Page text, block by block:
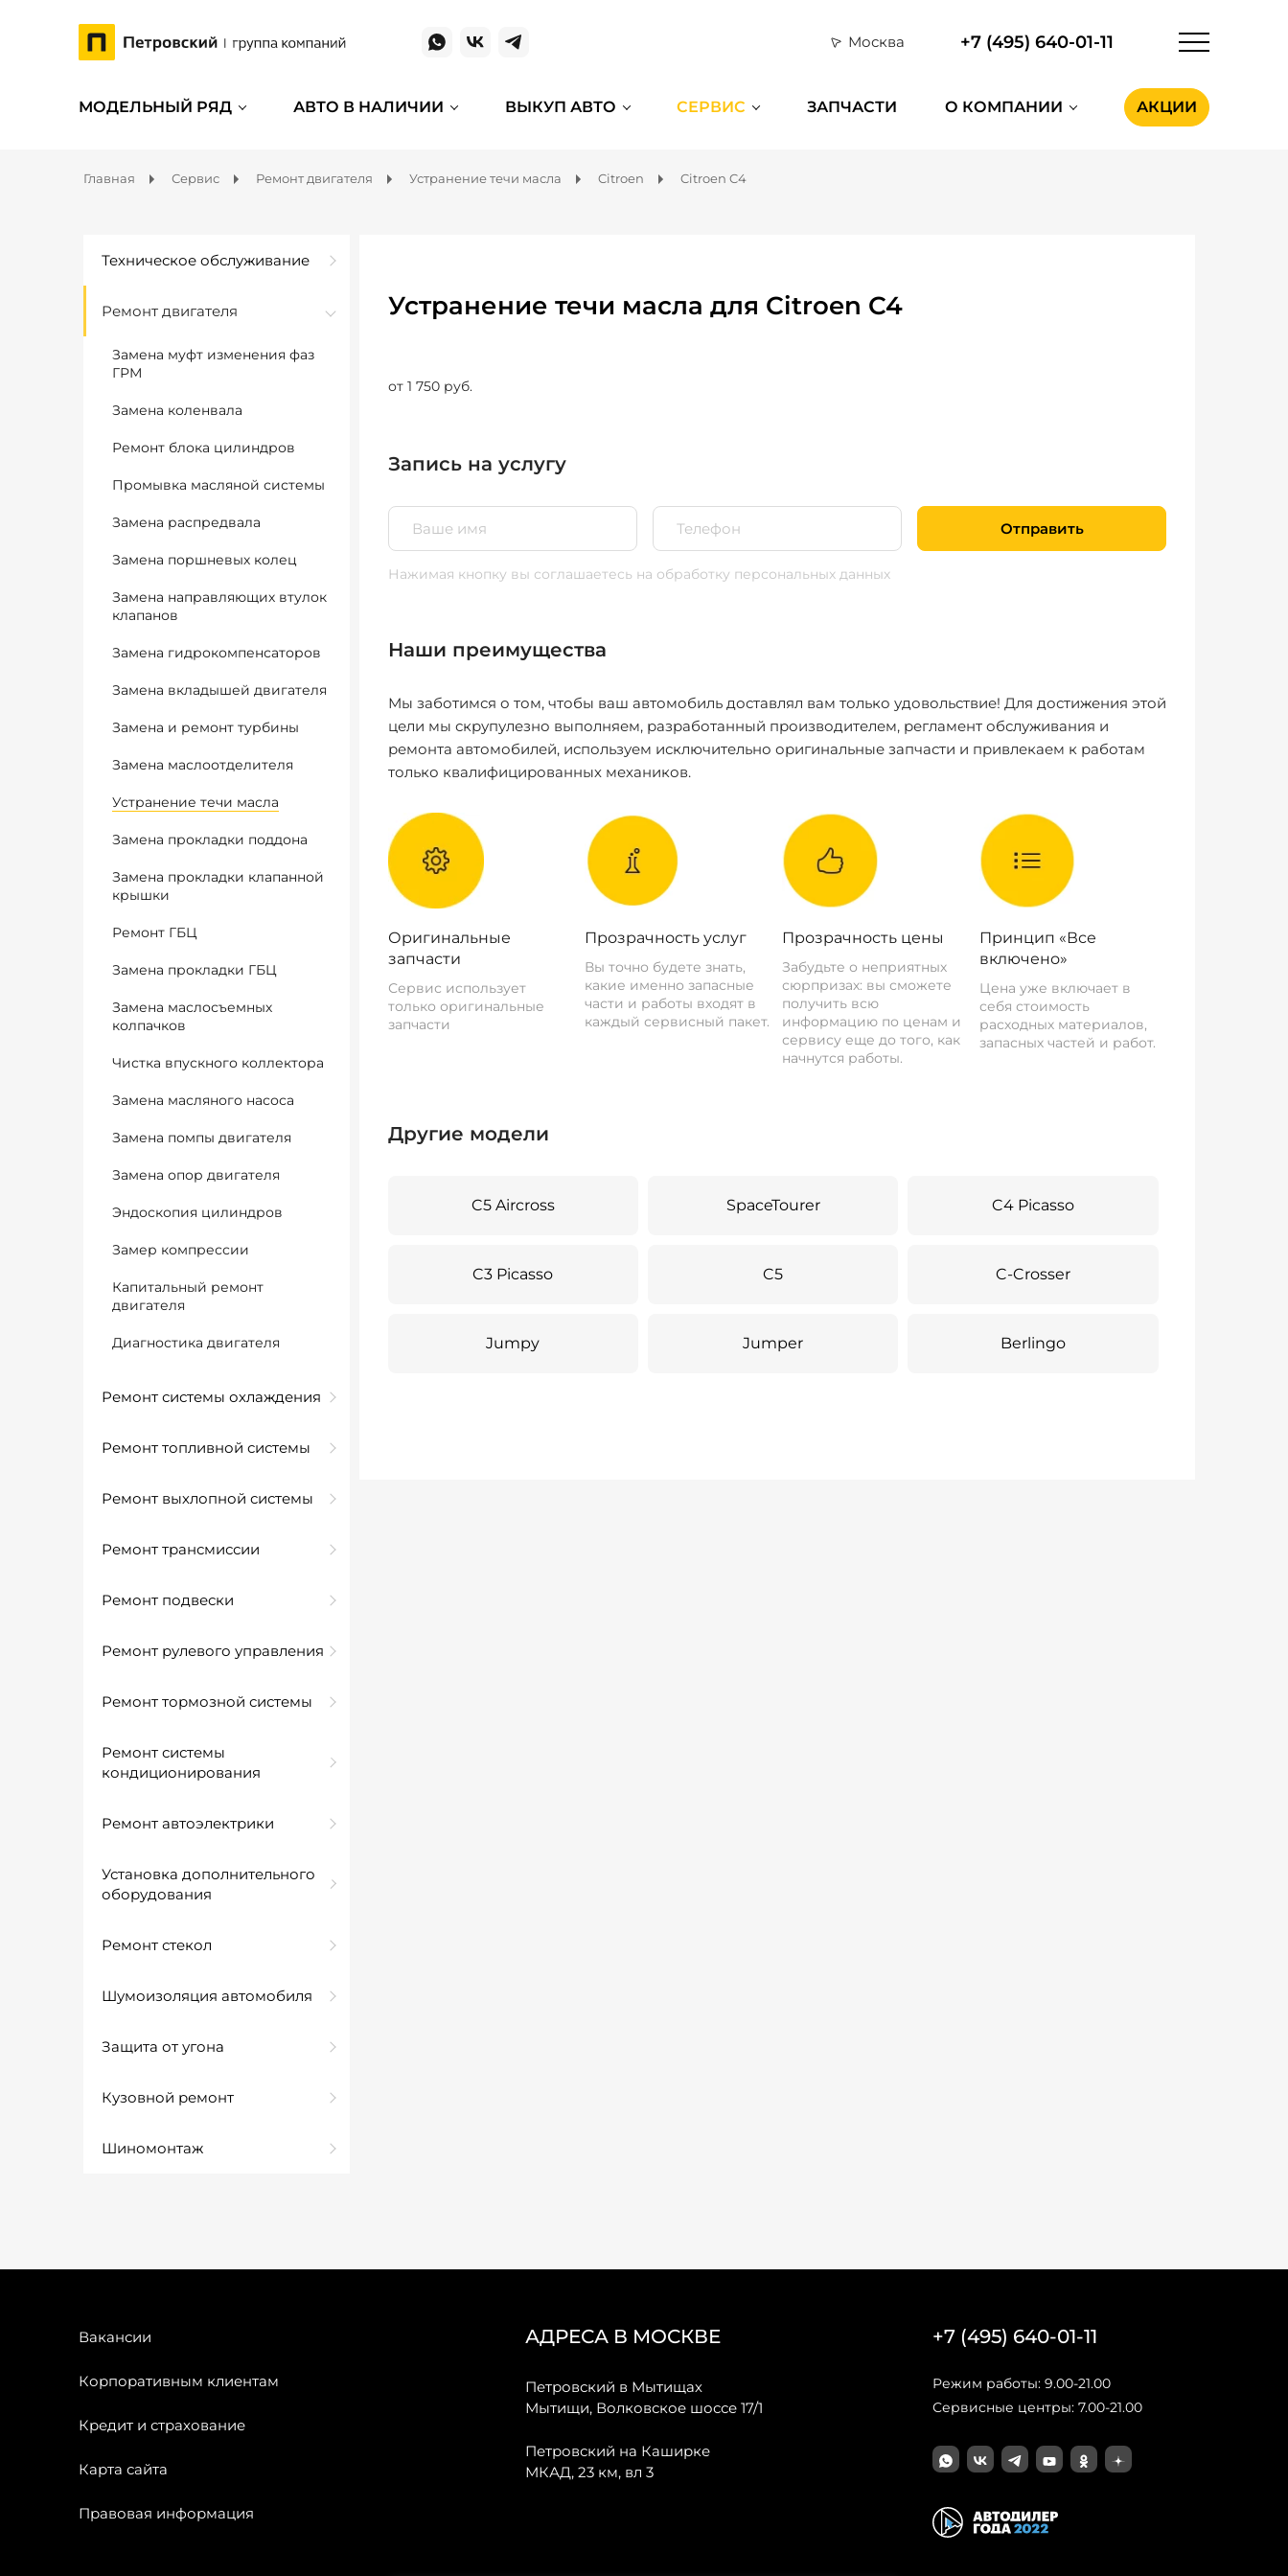
Москва +7 (495) 640-01-11
МОДЕЛЬНЫЙ РЯД АВТО В НАЛИЧИИ ВЫКУП АВТО СЕРВИС ЗАПЧАСТИ О КОМПАНИИ АКЦИИ
Главная Сервис Ремонт двигателя Устранение течи масла Citroen Citroen C4
Техническое обслуживание
Ремонт двигателя
Замена муфт изменения фаз
ГРМ
Замена коленвала
Ремонт блока цилиндров
Промывка масляной системы
Замена распредвала
Замена поршневых колец
Замена направляющих втулок
клапанов
Замена гидрокомпенсаторов
Замена вкладышей двигателя
Замена и ремонт турбины
Замена маслоотделителя
Устранение течи масла
Замена прокладки поддона
Замена прокладки клапанной
крышки
Ремонт ГБЦ
Замена прокладки ГБЦ
Замена маслосъемных
колпачков
Чистка впускного коллектора
Замена масляного насоса
Замена помпы двигателя
Замена опор двигателя
Эндоскопия цилиндров
Замер компрессии
Капитальный ремонт
двигателя
Диагностика двигателя
Ремонт системы охлаждения
Ремонт топливной системы
Ремонт выхлопной системы
Ремонт трансмиссии
Ремонт подвески
Ремонт рулевого управления
Ремонт тормозной системы
Ремонт системы
кондиционирования
Ремонт автоэлектрики
Установка дополнительного
оборудования
Ремонт стекол
Шумоизоляция автомобиля
Защита от угона
Кузовной ремонт
Шиномонтаж
Устранение течи масла для Citroen C4
от 1 750 руб.
Запись на услугу
Отправить
Нажимая кнопку вы соглашаетесь на обработку персональных данных
Наши преимущества
Мы заботимся о том, чтобы ваш автомобиль доставлял вам только удовольствие! Для достижения этой
цели мы скрупулезно выполняем, разработанный производителем, регламент обслуживания и
ремонта автомобилей, используем исключительно оригинальные запчасти и привлекаем к работам
только квалифицированных механиков.
Оригинальные
запчасти
Сервис использует
только оригинальные
запчасти
Прозрачность услуг
Вы точно будете знать,
какие именно запасные
части и работы входят в
каждый сервисный пакет.
Прозрачность цены
Забудьте о неприятных
сюрпризах: вы сможете
получить всю
информацию по ценам и
сервису еще до того, как
начнутся работы.
Принцип «Все
включено»
Цена уже включает в
себя стоимость
расходных материалов,
запасных частей и работ.
Другие модели
C5 Aircross SpaceTourer C4 Picasso
C3 Picasso C5 C-Crosser
Jumpy Jumper Berlingo
Вакансии
Корпоративным клиентам
Кредит и страхование
Карта сайта
Правовая информация
АДРЕСА В МОСКВЕ
Петровский в Мытищах
Мытищи, Волковское шоссе 17/1
Петровский на Каширке
МКАД, 23 км, вл 3
+7 (495) 640-01-11
Режим работы: 9.00-21.00
Сервисные центры: 7.00-21.00